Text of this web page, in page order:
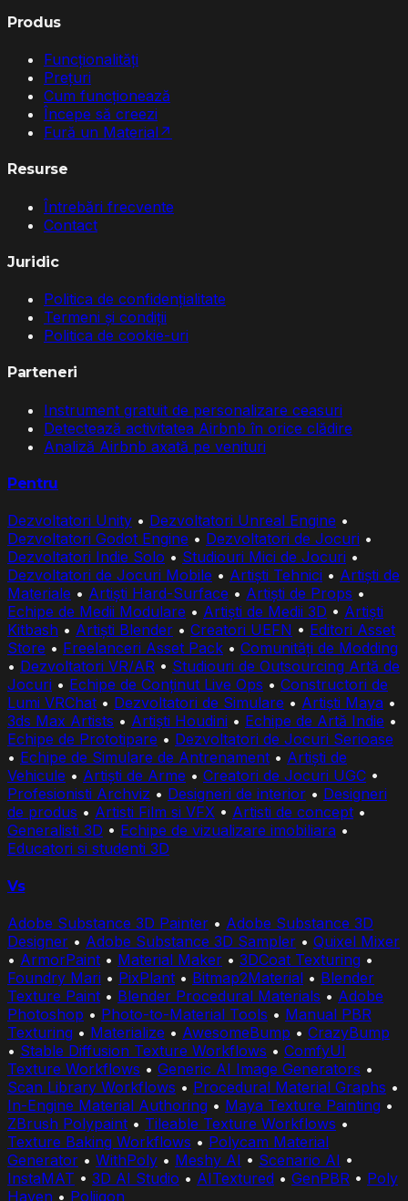
Produs
Funcționalități
Prețuri
Cum funcționează
Începe să creezi
Fură un Material↗
Resurse
Întrebări frecvente
Contact
Juridic
Politica de confidențialitate
Termeni și condiții
Politica de cookie-uri
Parteneri
Instrument gratuit de personalizare ceasuri
Detectează activitatea Airbnb în orice clădire
Analiză Airbnb axată pe venituri
Pentru
Dezvoltatori Unity • Dezvoltatori Unreal Engine •
Dezvoltatori Godot Engine • Dezvoltatori de Jocuri •
Dezvoltatori Indie Solo • Studiouri Mici de Jocuri •
Dezvoltatori de Jocuri Mobile • Artiști Tehnici • Artiști de
Materiale • Artiști Hard-Surface • Artiști de Props •
Echipe de Medii Modulare • Artiști de Medii 3D • Artiști
Kitbash • Artiști Blender • Creatori UEFN • Editori Asset
Store • Freelanceri Asset Pack • Comunități de Modding
• Dezvoltatori VR/AR • Studiouri de Outsourcing Artă de
Jocuri • Echipe de Conținut Live Ops • Constructori de
Lumi VRChat • Dezvoltatori de Simulare • Artiști Maya •
3ds Max Artists • Artiști Houdini • Echipe de Artă Indie •
Echipe de Prototipare • Dezvoltatori de Jocuri Serioase
• Echipe de Simulare de Antrenament • Artiști de
Vehicule • Artiști de Arme • Creatori de Jocuri UGC •
Profesionisti Archviz • Designeri de interior • Designeri
de produs • Artisti Film si VFX • Artisti de concept •
Generalisti 3D • Echipe de vizualizare imobiliara •
Educatori si studenti 3D
Vs
Adobe Substance 3D Painter • Adobe Substance 3D
Designer • Adobe Substance 3D Sampler • Quixel Mixer
• ArmorPaint • Material Maker • 3DCoat Texturing •
Foundry Mari • PixPlant • Bitmap2Material • Blender
Texture Paint • Blender Procedural Materials • Adobe
Photoshop • Photo-to-Material Tools • Manual PBR
Texturing • Materialize • AwesomeBump • CrazyBump
• Stable Diffusion Texture Workflows • ComfyUI
Texture Workflows • Generic AI Image Generators •
Scan Library Workflows • Procedural Material Graphs •
In-Engine Material Authoring • Maya Texture Painting •
ZBrush Polypaint • Tileable Texture Workflows •
Texture Baking Workflows • Polycam Material
Generator • WithPoly • Meshy AI • Scenario AI •
InstaMAT • 3D AI Studio • AITextured • GenPBR • Poly
Haven • Poliigon